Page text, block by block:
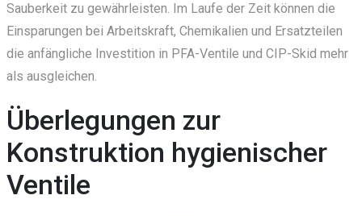
Sauberkeit zu gewährleisten. Im Laufe der Zeit können die
Einsparungen bei Arbeitskraft, Chemikalien und Ersatzteilen
die anfängliche Investition in PFA-Ventile und CIP-Skid mehr
als ausgleichen.
Überlegungen zur
Konstruktion hygienischer
Ventile